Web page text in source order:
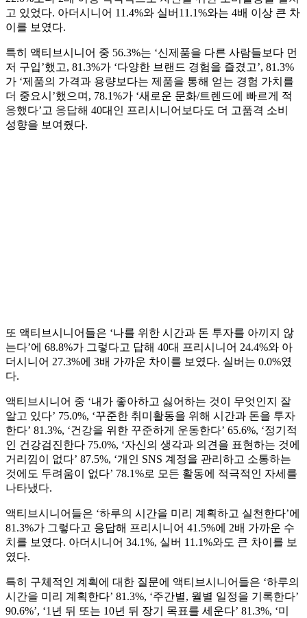
고 있었다. 아더시니어 11.4%와 실버11.1%와는 4배 이상 큰 차
이를 보였다.
특히 액티브시니어 중 56.3%는 ‘신제품을 다른 사람들보다 먼
저 구입’했고, 81.3%가 ‘다양한 브랜드 경험을 즐겼고’, 81.3%
가 ‘제품의 가격과 용량보다는 제품을 통해 얻는 경험 가치를
더 중요시’했으며, 78.1%가 ‘새로운 문화/트렌드에 빠르게 적
응했다’고 응답해 40대인 프리시니어보다도 더 고품격 소비
성향을 보여줬다.
또 액티브시니어들은 ‘나를 위한 시간과 돈 투자를 아끼지 않
는다’에 68.8%가 그렇다고 답해 40대 프리시니어 24.4%와 아
더시니어 27.3%에 3배 가까운 차이를 보였다. 실버는 0.0%였
다.
액티브시니어 중 ‘내가 좋아하고 싫어하는 것이 무엇인지 잘
알고 있다’ 75.0%, ‘꾸준한 취미활동을 위해 시간과 돈을 투자
한다’ 81.3%, ‘건강을 위한 꾸준하게 운동한다’ 65.6%, ‘정기적
인 건강검진한다 75.0%, ‘자신의 생각과 의견을 표현하는 것에
거리낌이 없다’ 87.5%, ‘개인 SNS 계정을 관리하고 소통하는
것에도 두려움이 없다’ 78.1%로 모든 활동에 적극적인 자세를
나타냈다.
액티브시니어들은 ‘하루의 시간을 미리 계획하고 실천한다’에
81.3%가 그렇다고 응답해 프리시니어 41.5%에 2배 가까운 수
치를 보였다. 아더시니어 34.1%, 실버 11.1%와도 큰 차이를 보
였다.
특히 구체적인 계획에 대한 질문에 액티브시니어들은 ‘하루의
시간을 미리 계획한다’ 81.3%, ‘주간별, 월별 일정을 기록한다’
90.6%’, ‘1년 뒤 또는 10년 뒤 장기 목표를 세운다’ 81.3%, ‘미